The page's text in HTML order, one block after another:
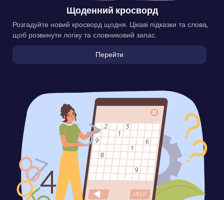
Щоденний кросворд
Розгадуйте новий кросворд щодня. Цікаві підказки та слова,
щоб розвинути логіку та словниковий запас.
Перейти